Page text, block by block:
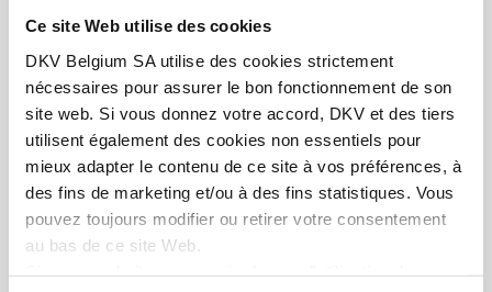
Ce site Web utilise des cookies
DKV Belgium SA utilise des cookies strictement
nécessaires pour assurer le bon fonctionnement de son
site web. Si vous donnez votre accord, DKV et des tiers
utilisent également des cookies non essentiels pour
mieux adapter le contenu de ce site à vos préférences, à
des fins de marketing et/ou à des fins statistiques. Vous
pouvez toujours modifier ou retirer votre consentement
au bas de ce site Web.
Ce document d’information a pour unique but de vous
donner un aperçu général desprincipales couvertures
et exclusionsrelatives à ces produits. Ce document
n’est pas personnalisé en fonction de vos besoins
spécifiques et les informations qui y sont reprises ne
sont pas exhaustives.
Pour toute information complémentaire concernant
ces produits, vos droits et obligations, veuillez